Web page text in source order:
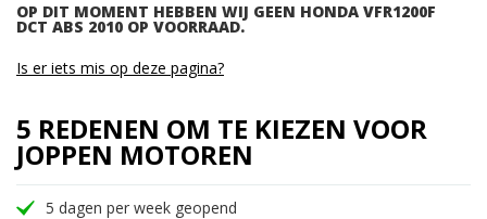
OP DIT MOMENT HEBBEN WIJ GEEN HONDA VFR1200F
DCT ABS 2010 OP VOORRAAD.
Is er iets mis op deze pagina?
5 REDENEN OM TE KIEZEN VOOR
JOPPEN MOTOREN
5 dagen per week geopend